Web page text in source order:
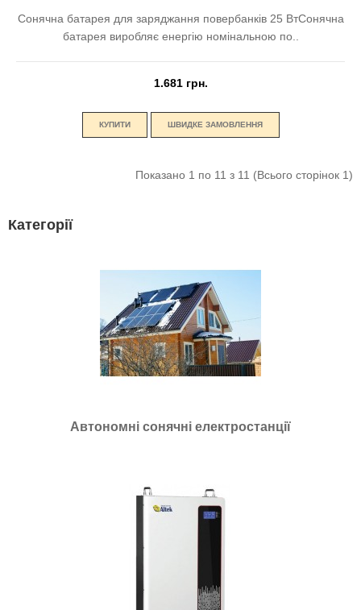
Сонячна батарея для заряджання повербанків 25 ВтСонячна
батарея виробляє енергію номінальною по..
1.681 грн.
КУПИТИ ШВИДКЕ ЗАМОВЛЕННЯ
Показано 1 по 11 з 11 (Всього сторінок 1)
Категорії
Автономні сонячні електростанції